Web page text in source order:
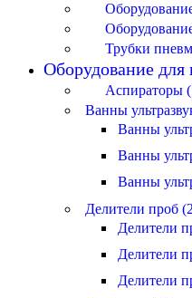
Трубки
Оборудование для
Аспираторы
Ванны
Ванны
Ванны
Ванны
Делители проб
Делители
Делители
Делители